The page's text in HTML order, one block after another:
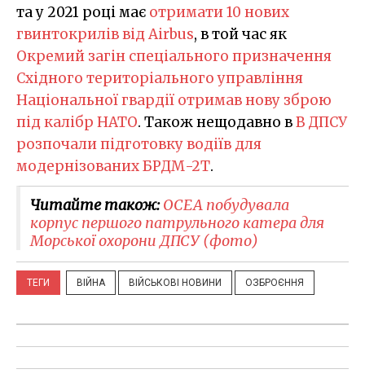
та у 2021 році має отримати 10 нових
гвинтокрилів від Airbus, в той час як
Окремий загін спеціального призначення
Східного територіального управління
Національної гвардії отримав нову зброю
під калібр НАТО. Також нещодавно вВ ДПСУ
розпочали підготовку водіїв для
модернізованих БРДМ-2Т.
Читайте також:OCEA побудувала
корпус першого патрульного катера для
Морської охорони ДПСУ (фото)
ТЕГИ ВІЙНА ВІЙСЬКОВІ НОВИНИ ОЗБРОЄННЯ